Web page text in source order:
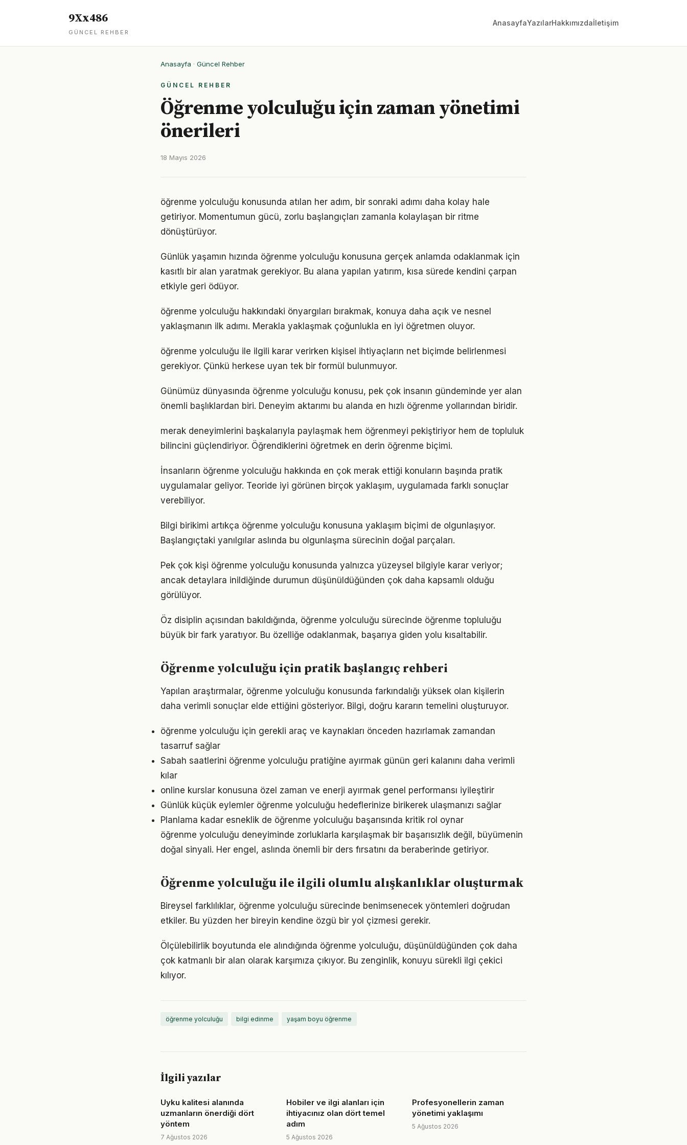
9Xx486
GÜNCEL REHBER
AnasayfaYazılarHakkımızdaİletişim
Anasayfa · Güncel Rehber
GÜNCEL REHBER
Öğrenme yolculuğu için zaman yönetimi
önerileri
18 Mayıs 2026
öğrenme yolculuğu konusunda atılan her adım, bir sonraki adımı daha kolay hale
getiriyor. Momentumun gücü, zorlu başlangıçları zamanla kolaylaşan bir ritme
dönüştürüyor.
Günlük yaşamın hızında öğrenme yolculuğu konusuna gerçek anlamda odaklanmak için
kasıtlı bir alan yaratmak gerekiyor. Bu alana yapılan yatırım, kısa sürede kendini çarpan
etkiyle geri ödüyor.
öğrenme yolculuğu hakkındaki önyargıları bırakmak, konuya daha açık ve nesnel
yaklaşmanın ilk adımı. Merakla yaklaşmak çoğunlukla en iyi öğretmen oluyor.
öğrenme yolculuğu ile ilgili karar verirken kişisel ihtiyaçların net biçimde belirlenmesi
gerekiyor. Çünkü herkese uyan tek bir formül bulunmuyor.
Günümüz dünyasında öğrenme yolculuğu konusu, pek çok insanın gündeminde yer alan
önemli başlıklardan biri. Deneyim aktarımı bu alanda en hızlı öğrenme yollarından biridir.
merak deneyimlerini başkalarıyla paylaşmak hem öğrenmeyi pekiştiriyor hem de topluluk
bilincini güçlendiriyor. Öğrendiklerini öğretmek en derin öğrenme biçimi.
İnsanların öğrenme yolculuğu hakkında en çok merak ettiği konuların başında pratik
uygulamalar geliyor. Teoride iyi görünen birçok yaklaşım, uygulamada farklı sonuçlar
verebiliyor.
Bilgi birikimi artıkça öğrenme yolculuğu konusuna yaklaşım biçimi de olgunlaşıyor.
Başlangıçtaki yanılgılar aslında bu olgunlaşma sürecinin doğal parçaları.
Pek çok kişi öğrenme yolculuğu konusunda yalnızca yüzeysel bilgiyle karar veriyor;
ancak detaylara inildiğinde durumun düşünüldüğünden çok daha kapsamlı olduğu
görülüyor.
Öz disiplin açısından bakıldığında, öğrenme yolculuğu sürecinde öğrenme topluluğu
büyük bir fark yaratıyor. Bu özelliğe odaklanmak, başarıya giden yolu kısaltabilir.
Öğrenme yolculuğu için pratik başlangıç rehberi
Yapılan araştırmalar, öğrenme yolculuğu konusunda farkındalığı yüksek olan kişilerin
daha verimli sonuçlar elde ettiğini gösteriyor. Bilgi, doğru kararın temelini oluşturuyor.
öğrenme yolculuğu için gerekli araç ve kaynakları önceden hazırlamak zamandan
tasarruf sağlar
Sabah saatlerini öğrenme yolculuğu pratiğine ayırmak günün geri kalanını daha verimli
kılar
online kurslar konusuna özel zaman ve enerji ayırmak genel performansı iyileştirir
Günlük küçük eylemler öğrenme yolculuğu hedeflerinize birikerek ulaşmanızı sağlar
Planlama kadar esneklik de öğrenme yolculuğu başarısında kritik rol oynar
öğrenme yolculuğu deneyiminde zorluklarla karşılaşmak bir başarısızlık değil, büyümenin
doğal sinyali. Her engel, aslında önemli bir ders fırsatını da beraberinde getiriyor.
Öğrenme yolculuğu ile ilgili olumlu alışkanlıklar oluşturmak
Bireysel farklılıklar, öğrenme yolculuğu sürecinde benimsenecek yöntemleri doğrudan
etkiler. Bu yüzden her bireyin kendine özgü bir yol çizmesi gerekir.
Ölçülebilirlik boyutunda ele alındığında öğrenme yolculuğu, düşünüldüğünden çok daha
çok katmanlı bir alan olarak karşımıza çıkıyor. Bu zenginlik, konuyu sürekli ilgi çekici
kılıyor.
öğrenme yolculuğu bilgi edinme yaşam boyu öğrenme
İlgili yazılar
Uyku kalitesi alanında
uzmanların önerdiği dört
yöntem
7 Ağustos 2026
Hobiler ve ilgi alanları için
ihtiyacınız olan dört temel
adım
5 Ağustos 2026
Profesyonellerin zaman
yönetimi yaklaşımı
5 Ağustos 2026